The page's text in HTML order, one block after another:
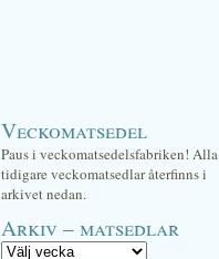
Veckomatsedel
Paus i veckomatsedelsfabriken! Alla
tidigare veckomatsedlar återfinns i
arkivet nedan.
Arkiv – matsedlar